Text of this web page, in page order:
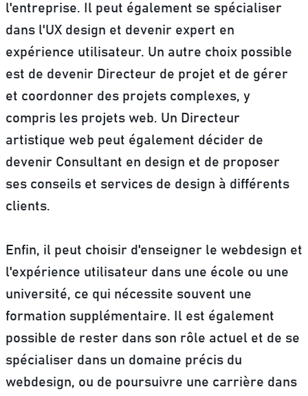
l'entreprise. Il peut également se spécialiser
dans l'UX design et devenir expert en
expérience utilisateur. Un autre choix possible
est de devenir Directeur de projet et de gérer
et coordonner des projets complexes, y
compris les projets web. Un Directeur
artistique web peut également décider de
devenir Consultant en design et de proposer
ses conseils et services de design à différents
clients.
Enfin, il peut choisir d'enseigner le webdesign et
l'expérience utilisateur dans une école ou une
université, ce qui nécessite souvent une
formation supplémentaire. Il est également
possible de rester dans son rôle actuel et de se
spécialiser dans un domaine précis du
webdesign, ou de poursuivre une carrière dans